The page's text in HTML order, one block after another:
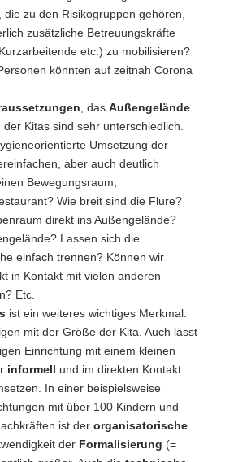
zu den Risikogruppen gehören,
zusätzliche Betreuungskräfte
etc.) zu mobilisieren?
könnten auf zeitnah Corona
, das Außengelände
der Kitas sind sehr unterschiedlich.
Umsetzung der
aber auch deutlich
Bewegungsraum,
Wie breit sind die Flure?
direkt ins Außengelände?
Lassen sich die
einfach trennen? Können wir
in Kontakt mit vielen anderen
Etc.
ist ein weiteres wichtiges Merkmal:
mit der Größe der Kita. Auch lässt
Einrichtung mit einem kleinen
informell und im direkten Kontakt
In einer beispielsweise
mit über 100 Kindern und
ist der organisatorische
der Formalisierung (=